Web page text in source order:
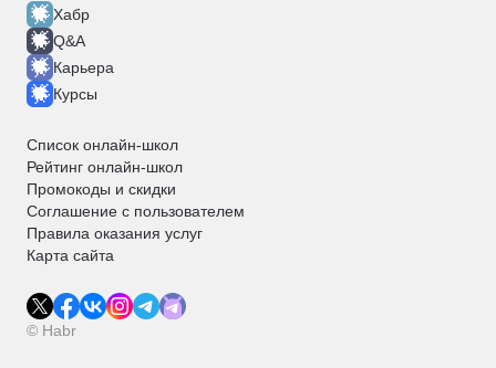
Хабр
Q&A
Карьера
Курсы
Список онлайн-школ
Рейтинг онлайн-школ
Промокоды и скидки
Соглашение с пользователем
Правила оказания услуг
Карта сайта
© Habr